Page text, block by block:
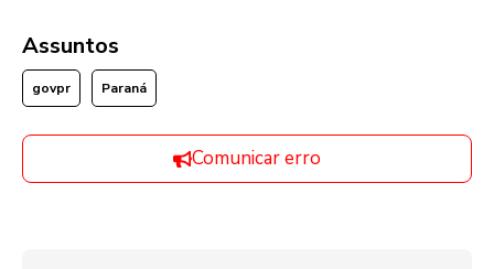
Assuntos
govpr Paraná
Comunicar erro